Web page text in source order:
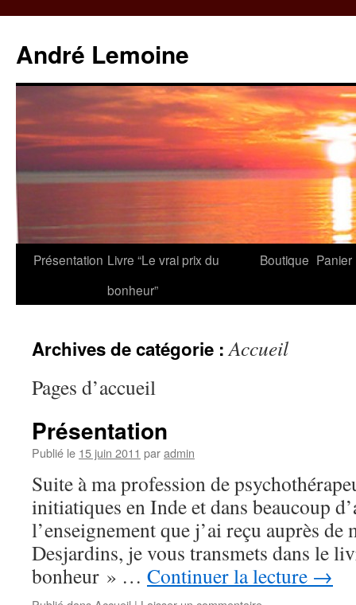
André Lemoine
Aller
Présentation Livre “Le vrai prix du
bonheur”
Boutique Panier
Archives de catégorie :Accueil
Pages d’accueil
Présentation
Publié le 15 juin 2011 paradmin
Suite à ma profession de
initiatiques en Inde et dans beaucoup
l’enseignement que j’ai reçu auprès
Desjardins, je vous transmets dans le
bonheur » … Continuer la lecture →